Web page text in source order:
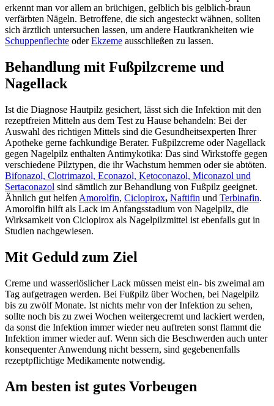
erkennt man vor allem an brüchigen, gelb­lich bis gelb­lich-braun
verfärbten Nägeln. Betroffene, die sich angesteckt wähnen, sollten
sich ärztlich untersuchen lassen, um andere Hautkrankheiten wie
Schuppenflechte oderEkzeme ausschließen zu lassen.
Behand­lung mit Fußpilz­creme und
Nagellack
Ist die Diagnose Hautpilz gesichert, lässt sich die Infektion mit den
rezept­freien Mitteln aus dem Test zu Hause behandeln: Bei der
Auswahl des richtigen Mittels sind die Gesundheitsexperten Ihrer
Apotheke gerne fachkundige Berater. Fußpilz­creme oder Nagellack
gegen Nagelpilz enthalten Antimykotika: Das sind Wirk­stoffe gegen
verschiedene Pilz­typen, die ihr Wachs­tum hemmen oder sie abtöten.
Bifonazol, Clotrimazol, Econazol, Ketoconazol, Miconazol und
Sertaconazol sind sämtlich zur Behand­lung von Fußpilz geeignet.
Ähnlich gut helfen Amorolfin, Ciclopirox, Naftifin und Terbinafin.
Amorolfin hilft als Lack im Anfangs­stadium von Nagelpilz, die
Wirk­samkeit von Ciclopirox als Nagelpilz­mittel ist ebenfalls gut in
Studien nachgewiesen.
Mit Geduld zum Ziel
Creme und wasser­löslicher Lack müssen meist ein- bis zweimal am
Tag aufgetragen werden. Bei Fußpilz über Wochen, bei Nagelpilz
bis zu zwölf Monate. Ist nichts mehr von der Infektion zu sehen,
sollte noch bis zu zwei Wochen weitergecremt und lackiert werden,
da sonst die Infektion immer wieder neu auftreten sonst flammt die
Infektion immer wieder auf. Wenn sich die Beschwerden auch unter
konsequenter Anwendung nicht bessern, sind gegebenenfalls
rezeptpflichtige Medikamente notwendig.
Am besten ist gutes Vorbeugen